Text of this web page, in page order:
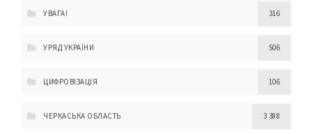
УВАГА! 316
УРЯД УКРАЇНИ 506
ЦИФРОВІЗАЦІЯ 106
ЧЕРКАСЬКА ОБЛАСТЬ 3 388